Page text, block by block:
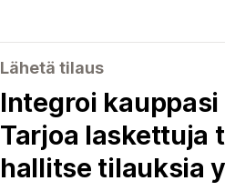
Lähetä tilaus
Integroi
Tarjoa laskettuja
hallitse tilauksia